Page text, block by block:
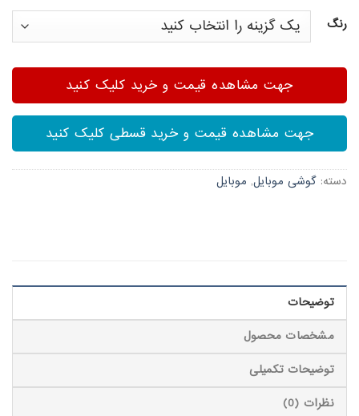
رنگ
جهت مشاهده قیمت و خرید کلیک کنید
جهت مشاهده قیمت و خرید قسطی کلیک کنید
دسته: گوشی موبایل, موبایل
توضیحات
مشخصات محصول
توضیحات تکمیلی
نظرات (0)